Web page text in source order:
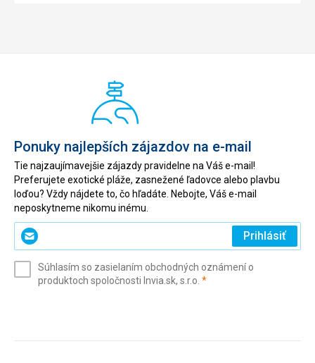
Ponuky najlepších zájazdov na e-mail
Tie najzaujímavejšie zájazdy pravidelne na Váš e-mail!
Preferujete exotické pláže, zasnežené ľadovce alebo plavbu
loďou? Vždy nájdete to, čo hľadáte. Nebojte, Váš e-mail
neposkytneme nikomu inému.
Zadajte
svoj
(povinné)
Prihlásiť
Súhlasím so zasielaním obchodných oznámení o
produktoch spoločnosti Invia.sk, s.r.o. *(povinné)